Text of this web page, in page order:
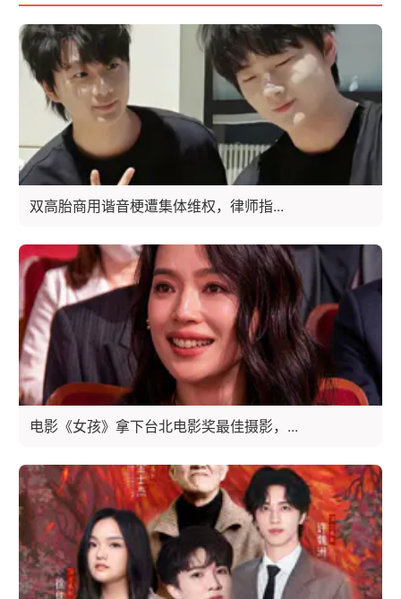
双高胎商用谐音梗遭集体维权，律师指...
电影《女孩》拿下台北电影奖最佳摄影，...